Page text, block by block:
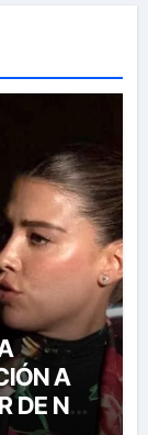
A
DE NO